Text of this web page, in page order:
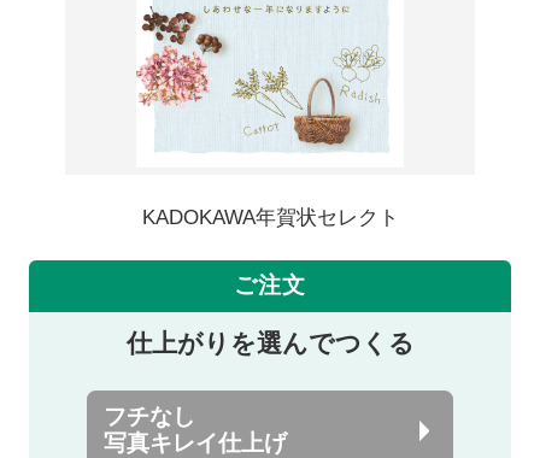
KADOKAWA年賀状セレクト
ご注文
仕上がりを選んでつくる
フチなし
写真キレイ仕上げ